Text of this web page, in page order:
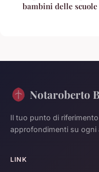
bambini delle
Notaroberto
Il tuo punto di
approfondimenti su ogni
LINK